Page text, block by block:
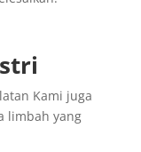
Kami juga
limbah yang